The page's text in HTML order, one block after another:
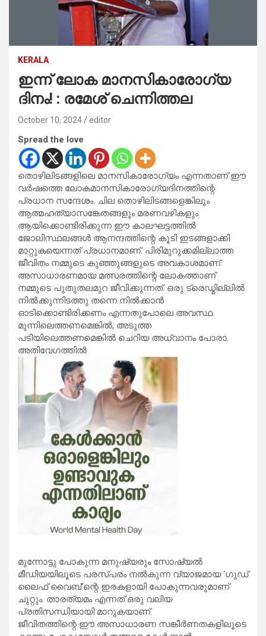
KERALA
ഇന്ന് ലോക മാനസികാരോഗ്യ
ദിനം! : രമേശ് ചെന്നിത്തല
October 10, 2024 editor
Spread the love
തൊഴിലിടങ്ങളിലെ മാനസികാരോഗ്യം എന്നതാണ് ഈ
വര്‍ഷത്തെ ലോകമാനസികാരോഗ്യദിനത്തിന്റെ
പ്രധാന സന്ദേശം. ചില തൊഴിലിടങ്ങളെങ്കിലും
ആത്മഹത്യാസങ്കേതങ്ങളും മരണവഴികളും
ആയിക്കൊണ്ടിരിക്കുന്ന ഈ കാലഘട്ടത്തില്‍
ജോലിസ്ഥലങ്ങള്‍ ആനന്ദത്തിന്റെ കൂടി ഇടങ്ങളാക്കി
മാറ്റുകയെന്നത് പ്രധാനമാണ്. പിരിമുറുക്കമില്ലാത്ത
ജീവിതം നമ്മുടെ കുഞ്ഞുങ്ങളുടെ അവകാശമാണ്.
അസാധാരണമായ മത്സരത്തിന്റെ ലോകത്താണ്
നമ്മുടെ പുതുതലമുറ ജീവിക്കുന്നത്. ഒരു ട്രെഡ്മില്ലില്‍
നില്‍ക്കുന്നിടത്തു തന്നെ നില്‍ക്കാന്‍
ഓടിക്കൊണ്ടിരിക്കണം എന്നതുപോലെ അവസ്ഥ.
മുന്നിലെത്തണമെങ്കില്‍, അടുത്ത
പടിയിലെത്തണമെങ്കില്‍ ചെറിയ അധ്വാനം പോരാ.
അതിവേഗത്തില്‍
മുന്നോട്ടു പോകുന്ന മനുഷ്യരും സോഷ്യല്‍
മീഡിയയിലൂടെ പരസ്പരം നല്‍കുന്ന വ്യാജമായ ‘ഗുഡ്
ലൈഫ് വൈബ്’ന്റെ ഇരകളായി പോകുന്നവരുമാണ്
ചുറ്റും. താരത്യമം എന്നത് ഒരു വലിയ
പ്രതിസന്ധിയായി മാറുകയാണ്.
ജീവിതത്തിന്റെ ഈ അസാധാരണ സങ്കീര്‍ണതകളിലൂടെ